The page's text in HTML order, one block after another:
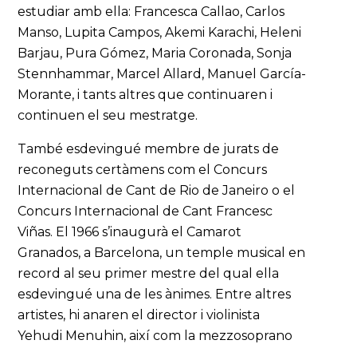
estudiar amb ella: Francesca Callao, Carlos
Manso, Lupita Campos, Akemi Karachi, Heleni
Barjau, Pura Gómez, Maria Coronada, Sonja
Stennhammar, Marcel Allard, Manuel García-
Morante, i tants altres que continuaren i
continuen el seu mestratge.
També esdevingué membre de jurats de
reconeguts certàmens com el Concurs
Internacional de Cant de Rio de Janeiro o el
Concurs Internacional de Cant Francesc
Viñas. El 1966 s’inaugurà el Camarot
Granados, a Barcelona, un temple musical en
record al seu primer mestre del qual ella
esdevingué una de les ànimes. Entre altres
artistes, hi anaren el director i violinista
Yehudi Menuhin, així com la mezzosoprano